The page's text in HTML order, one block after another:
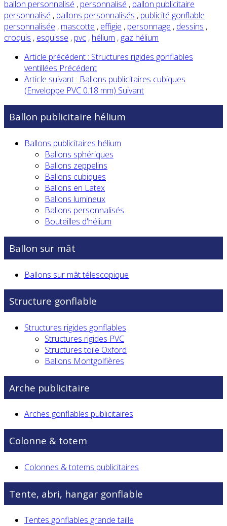
ballon personnalisé , personnalisé , ballon publicitaire
personnalisé , ballons personnalisés , publicité gonflable
personnalisée , mascotte , effigie , personnage , dessins ,
croquis , esquisse , pvc , hélium , gaz hélium
Article précédent : Structures rigides gonflables
ventillées Précédent
Article suivant : Ballons publicitaires cubiques
(Enveloppe PVC 0.18 mm) Suivant
Ballon publicitaire hélium
Ballons publicitaires hélium
Ballons sphériques
Ballons zeppelins
Ballons cubiques
Ballons en Latex
Ballons lumineux
Ballons personnalisés
Bouteilles d'hélium
Ballon sur mât
Ballons sur mât télescopique
Structure gonflable
Structures rigides gonflables
Structures rigides PVC
Structures toile Oxford
Ballons Montgolfières
Arche publicitaire
Arches gonflables publicitaires
Colonne & totem
Colonnes & totems publicitaires
Tente, abri, hangar gonflable
Tentes gonflables grande taille